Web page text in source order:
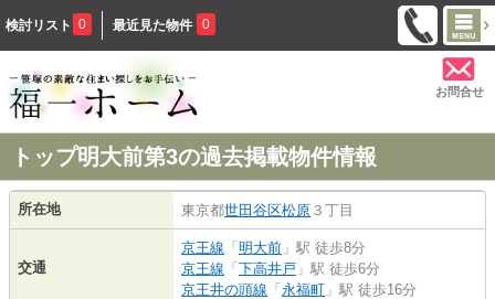
検討リスト 0 最近見た物件 0
お問合せ
トップ明大前第3の過去掲載物件情報
所在地 東京都世田谷区松原 ３丁目
交通
京王線 「明大前 」駅 徒歩8分
京王線 「下高井戸 」駅 徒歩6分
京王井の頭線 「永福町 」駅 徒歩16分